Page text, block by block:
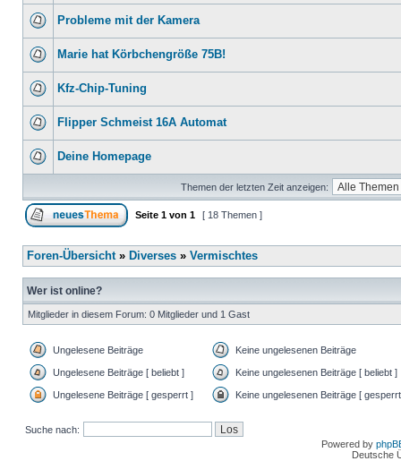
Probleme mit der Kamera
Marie hat Körbchengröße 75B!
Kfz-Chip-Tuning
Flipper Schmeist 16A Automat
Deine Homepage
Themen der letzten Zeit anzeigen:
Seite 1 von 1 [ 18 Themen ]
Foren-Übersicht» Diverses » Vermischtes
Wer ist online?
Mitglieder in diesem Forum: 0 Mitglieder und 1 Gast
Ungelesene Beiträge Keine ungelesenen Beiträge
Ungelesene Beiträge [ beliebt ] Keine ungelesenen Beiträge [ beliebt ]
Ungelesene Beiträge [ gesperrt ] Keine ungelesenen Beiträge [
Suche nach:
Powered by
Deutsche